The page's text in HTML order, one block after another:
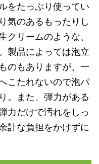
をたっぷり使ってい
気のあるもったりし
クリームのような、
製品によっては泡立
のもありますが、一
こたれないので泡パ
。また、弾力がある
力だけで汚れをしっ
計な負担をかけずに